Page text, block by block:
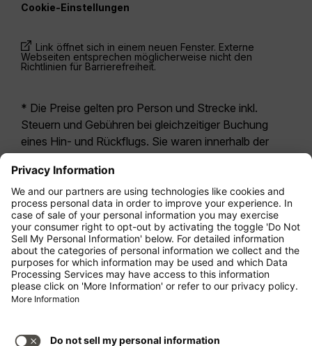
Cookie-Einstellungen
Link öffnet sich in einem neuen Fenster. Externe
Webseiten entsprechen möglicherweise nicht den
Richtlinien für Barrierefreiheit.
* Die Preise gelten pro Person und Strecke inkl.
Steuern und Gebühren bei gleichzeitiger Buchung
eines Hin- und Rückflugs. Sie waren innerhalb der
letzten 24 Stunden verfügbar und sind
möglicherweise nicht mehr aktuell. Bei den für die
Economy Class angegebenen Tarifen handelt es
sich i.d.R. um Economy Zero, unsere restriktivste
Tarifoption. Es können hierfür zusätzliche Gebühren
fürAufgabegepäck oder für andere optionale
Leistungen anfallen. Es gelten dieAllgemeinen
Geschäftsbedingungen .